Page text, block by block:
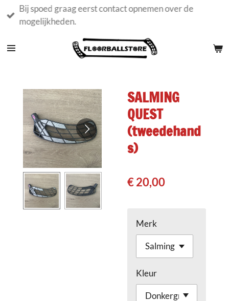
Ga
direct
de
Bij spoed graag eerst contact opnemen over de
mogelijkheden.
SALMING
QUEST
(tweedehand
s)
€ 20,00
Merk
Kleur